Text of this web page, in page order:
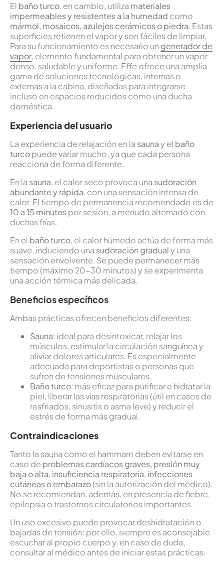
El baño turco, en cambio, utiliza materiales
impermeables y resistentes a la humedad como
mármol, mosaicos, azulejos cerámicos o piedra. Estas
superficies retienen el vapor y son fáciles de limpiar.
Para su funcionamiento es necesario un generador de
vapor, elemento fundamental para obtener un vapor
denso, saludable y uniforme. Effe ofrece una amplia
gama de soluciones tecnológicas, internas o
externas a la cabina, diseñadas para integrarse
incluso en espacios reducidos como una ducha
doméstica.
Experiencia del usuario
La experiencia de relajación en la saunay el baño
turcopuede variar mucho, ya que cada persona
reacciona de forma diferente.
En la sauna, el calor seco provoca una sudoración
abundante y rápida, con una sensación intensa de
calor. El tiempo de permanencia recomendado es de
10 a 15 minutospor sesión, a menudo alternado con
duchas frías.
En el baño turco, el calor húmedo actúa de forma más
suave, induciendo una sudoración gradualy una
sensación envolvente. Se puede permanecer más
tiempo (máximo 20-30 minutos) y se experimenta
una acción térmica más delicada.
Beneficios específicos
Ambas prácticas ofrecen beneficios diferentes:
Sauna: ideal para desintoxicar, relajar los
músculos, estimular la circulación sanguínea y
aliviar dolores articulares. Es especialmente
adecuada para deportistas o personas que
sufren de tensiones musculares.
Baño turco: más eficaz para purificar e hidratar la
piel, liberar las vías respiratorias (útil en casos de
resfriados, sinusitis o asma leve) y reducir el
estrés de forma más gradual.
Contraindicaciones
Tanto la sauna como el hammam deben evitarse en
caso de problemas cardíacos graves, presión muy
baja o alta, insuficiencia respiratoria, infecciones
cutáneas o embarazo(sin la autorización del médico).
No se recomiendan, además, en presencia de fiebre,
epilepsia o trastornos circulatorios importantes.
Un uso excesivo puede provocar deshidratación o
bajadas de tensión: por ello, siempre es aconsejable
escuchar al propio cuerpo y, en caso de duda,
consultar al médico antes de iniciar estas prácticas.